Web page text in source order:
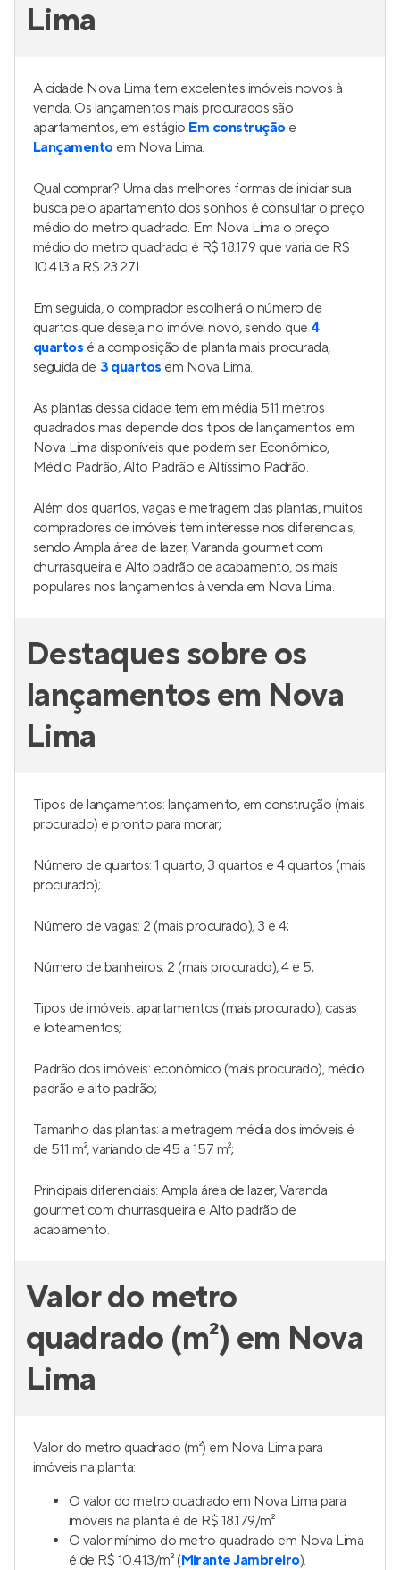
Lima
A cidade Nova Lima tem excelentes imóveis novos à
venda. Os lançamentos mais procurados são
apartamentos, em estágio Em construçãoe
Lançamento em Nova Lima.
Qual comprar? Uma das melhores formas de iniciar sua
busca pelo apartamento dos sonhos é consultar o preço
médio do metro quadrado. Em Nova Lima o preço
médio do metro quadrado é R$ 18.179 que varia de R$
10.413 a R$ 23.271.
Em seguida, o comprador escolherá o número de
quartos que deseja no imóvel novo, sendo que 4
quartos é a composição de planta mais procurada,
seguida de 3 quartos em Nova Lima.
As plantas dessa cidade tem em média 511 metros
quadrados mas depende dos tipos de lançamentos em
Nova Lima disponíveis que podem ser Econômico,
Médio Padrão, Alto Padrão e Altíssimo Padrão.
Além dos quartos, vagas e metragem das plantas, muitos
compradores de imóveis tem interesse nos diferenciais,
sendo Ampla área de lazer, Varanda gourmet com
churrasqueira e Alto padrão de acabamento, os mais
populares nos lançamentos à venda em Nova Lima.
Destaques sobre os
lançamentos em Nova
Lima
Tipos de lançamentos: lançamento, em construção (mais
procurado) e pronto para morar;
Número de quartos: 1 quarto, 3 quartos e 4 quartos (mais
procurado);
Número de vagas: 2 (mais procurado), 3 e 4;
Número de banheiros: 2 (mais procurado), 4 e 5;
Tipos de imóveis: apartamentos (mais procurado), casas
e loteamentos;
Padrão dos imóveis: econômico (mais procurado), médio
padrão e alto padrão;
Tamanho das plantas: a metragem média dos imóveis é
de 511 m², variando de 45 a 157 m²;
Principais diferenciais: Ampla área de lazer, Varanda
gourmet com churrasqueira e Alto padrão de
acabamento.
Valor do metro
quadrado (m²) em Nova
Lima
Valor do metro quadrado (m²) em Nova Lima para
imóveis na planta:
O valor do metro quadrado em Nova Lima para
imóveis na planta é de R$ 18.179/m²
O valor mínimo do metro quadrado em Nova Lima
é de R$ 10.413/m² (Mirante Jambreiro).